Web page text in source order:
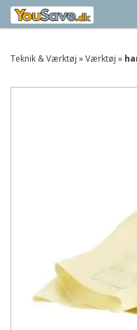
Teknik & Værktøj »Værktøj »